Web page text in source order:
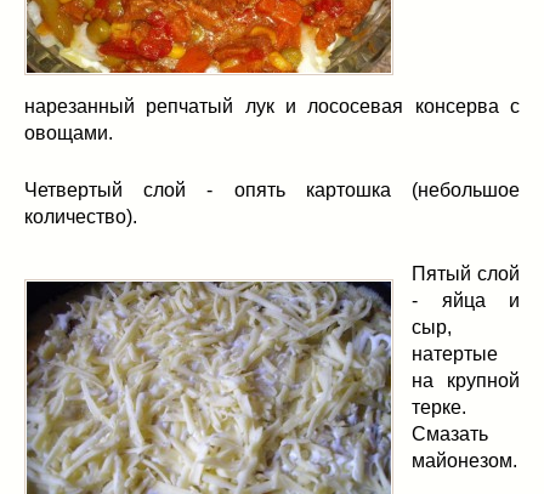
нарезанный репчатый лук и лососевая консерва с
овощами.
Четвертый слой - опять картошка (небольшое
количество).
Пятый слой
- яйца и
сыр,
натертые
на крупной
терке.
Смазать
майонезом.